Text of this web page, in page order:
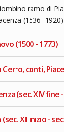
ramo di
(1536 -1920)
(1500 - 1773)
conti,
(sec. XIV fine
XII inizio -